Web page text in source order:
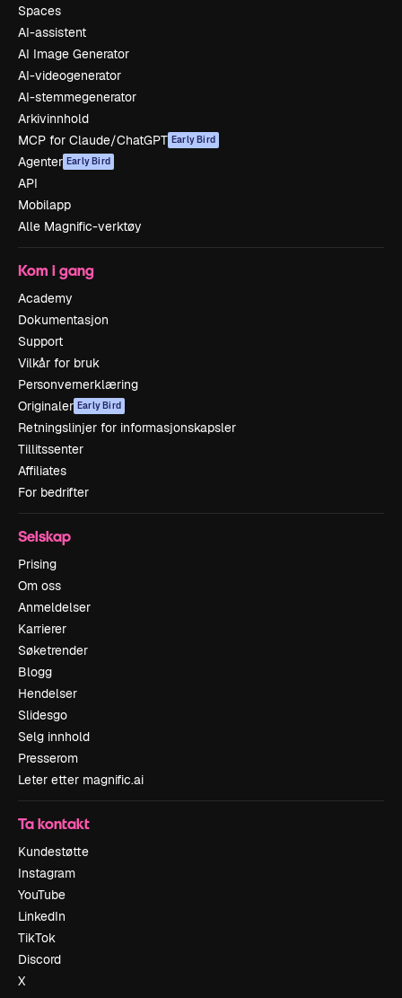
Spaces
AI-assistent
AI Image Generator
AI-videogenerator
AI-stemmegenerator
Arkivinnhold
MCP for Claude/ChatGPT Early Bird
Agenter Early Bird
API
Mobilapp
Alle Magnific-verktøy
Kom i gang
Academy
Dokumentasjon
Support
Vilkår for bruk
Personvernerklæring
Originaler Early Bird
Retningslinjer for informasjonskapsler
Tillitssenter
Affiliates
For bedrifter
Selskap
Prising
Om oss
Anmeldelser
Karrierer
Søketrender
Blogg
Hendelser
Slidesgo
Selg innhold
Presserom
Leter etter magnific.ai
Ta kontakt
Kundestøtte
Instagram
YouTube
LinkedIn
TikTok
Discord
X